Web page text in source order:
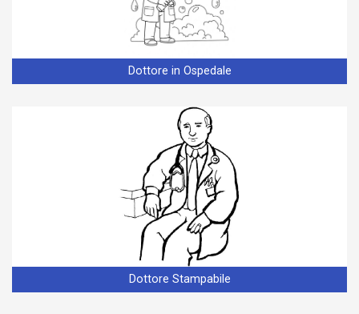
Dottore in Ospedale
Dottore Stampabile